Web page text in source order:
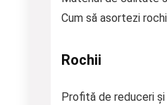
Cum să asortezi
Rochii
Profită de reduceri